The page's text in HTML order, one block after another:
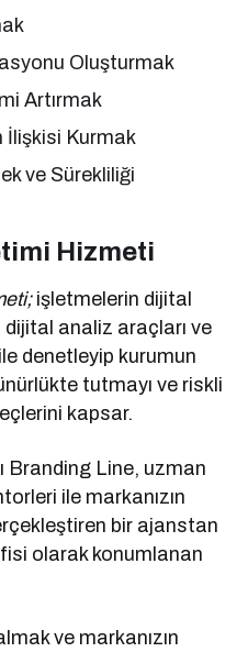
Oluşturmak
Artırmak
İlişkisi Kurmak
ve Sürekliliği
Hizmeti
işletmelerin dijital
dijital analiz araçları ve
denetleyip kurumun
tutmayı ve riskli
kapsar.
Branding Line, uzman
ile markanızın
bir ajanstan
olarak konumlanan
ve markanızın